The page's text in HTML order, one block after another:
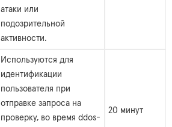
атаки или
подозрительной
активности.
Используются для
идентификации
пользователя при
отправке запроса на
проверку, во время ddos-
20 минут